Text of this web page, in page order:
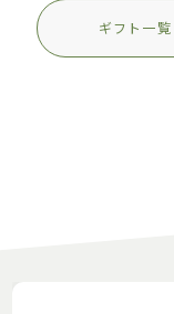
ギフト一覧